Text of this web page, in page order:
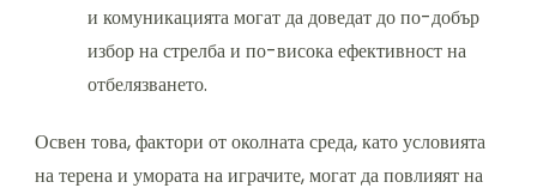
и комуникацията могат да доведат до по-добър
избор на стрелба и по-висока ефективност на
отбелязването.
Освен това, фактори от околната среда, като условията
на терена и умората на играчите, могат да повлияят на